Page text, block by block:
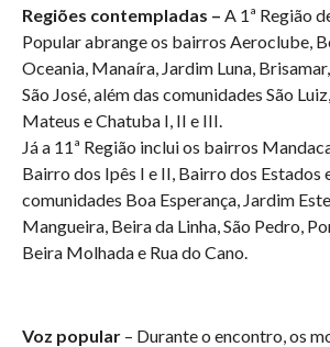
Regiões contempladas – A 1ª Região
Popular abrange os bairros Aeroclube,
Oceania, Manaíra, Jardim Luna,
São José, além das comunidades São
Mateus e Chatuba I, II e III.
Já a 11ª Região inclui os bairros
Bairro dos Ipês I e II, Bairro dos Estados
comunidades Boa Esperança, Jardim
Mangueira, Beira da Linha, São Pedro,
Beira Molhada e Rua do Cano.
Voz popular– Durante o encontro, os